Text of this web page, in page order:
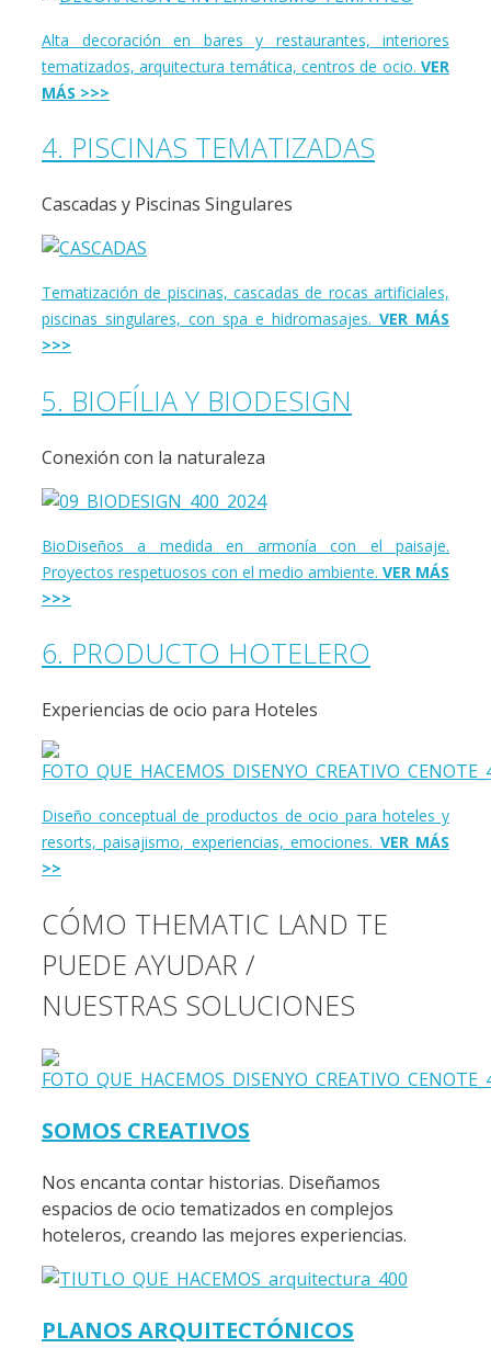
Alta decoración en bares y restaurantes, interiores
tematizados, arquitectura temática, centros de ocio. VER
MÁS >>>
4. PISCINAS TEMATIZADAS
Cascadas y Piscinas Singulares
Tematización de piscinas, cascadas de rocas artificiales,
piscinas singulares, con spa e hidromasajes. VER MÁS
>>>
5. BIOFÍLIA Y BIODESIGN
Conexión con la naturaleza
BioDiseños a medida en armonía con el paisaje.
Proyectos respetuosos con el medio ambiente. VER MÁS
>>>
6. PRODUCTO HOTELERO
Experiencias de ocio para Hoteles
Diseño conceptual de productos de ocio para hoteles y
resorts, paisajismo, experiencias, emociones. VER MÁS
>>
CÓMO THEMATIC LAND TE
PUEDE AYUDAR /
NUESTRAS SOLUCIONES
SOMOS CREATIVOS
Nos encanta contar historias. Diseñamos
espacios de ocio tematizados en complejos
hoteleros, creando las mejores experiencias.
PLANOS ARQUITECTÓNICOS